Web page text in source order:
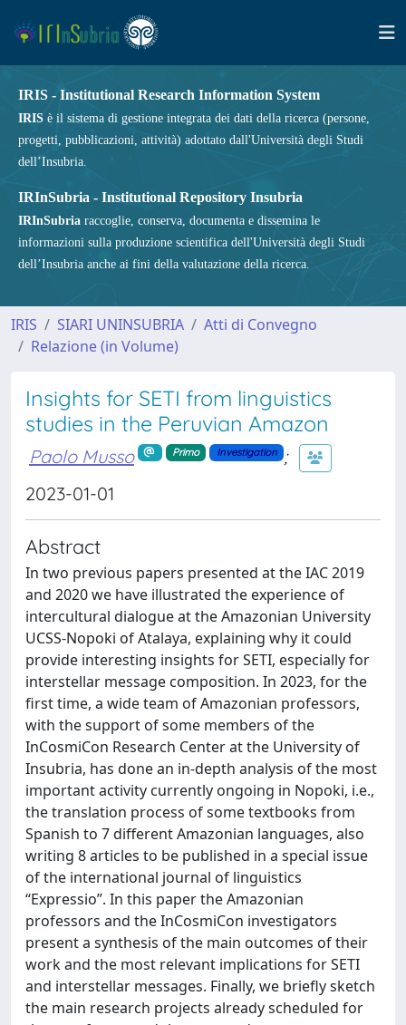
IRIS - Institutional Research Information System
IRIS è il sistema di gestione integrata dei dati della ricerca (persone,
progetti, pubblicazioni, attività) adottato dall'Università degli Studi
dell’Insubria.
IRInSubria - Institutional Repository Insubria
IRInSubria raccoglie, conserva, documenta e dissemina le
informazioni sulla produzione scientifica dell'Università degli Studi
dell’Insubria anche ai fini della valutazione della ricerca.
IRIS SIARI UNINSUBRIA
Atti di Convegno
Relazione (in Volume)
Insights for SETI from linguistics
studies in the Peruvian Amazon
Paolo Musso Primo Investigation ;
2023-01-01
Abstract
In two previous papers presented at the IAC 2019
and 2020 we have illustrated the experience of
intercultural dialogue at the Amazonian University
UCSS-Nopoki of Atalaya, explaining why it could
provide interesting insights for SETI, especially for
interstellar message composition. In 2023, for the
first time, a wide team of Amazonian professors,
with the support of some members of the
InCosmiCon Research Center at the University of
Insubria, has done an in-depth analysis of the most
important activity currently ongoing in Nopoki, i.e.,
the translation process of some textbooks from
Spanish to 7 different Amazonian languages, also
writing 8 articles to be published in a special issue
of the international journal of linguistics
“Expressio”. In this paper the Amazonian
professors and the InCosmiCon investigators
present a synthesis of the main outcomes of their
work and the most relevant implications for SETI
and interstellar messages. Finally, we briefly sketch
the main research projects already scheduled for